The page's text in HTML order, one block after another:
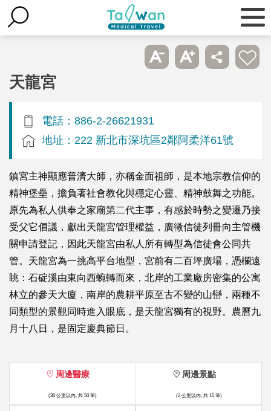
天龍宮
電話：886-2-26621931
地址：222 新北市深坑區2鄰阿柔洋61號
鎮宮主神顯應普濟大師，亦稱金面祖師，是本地宗教信仰的
精神堡壘，擔負著社會教化與穩定心靈、精神鼓舞之功能。
原先為私人供奉之家廟第二代主事，有感於時勢之變遷乃接
受父它倡議，獻出天龍宮管理權益，廣徵信徒列冊向主管機
關申請登記，因此天龍宮由私人所有轉型為信徒會公同共
管。天龍宮為一挑高平台地型，宮前有二百坪廣場，憑欄遠
眺：石碇溪由東向西蜿轉而來，北岸的工業廠房密集的公寓
林立的參天大廈，南岸的農耕平原至古不變的山巒，兩種不
同類型的景觀同時進入眼底，是天龍宮獨有的視野。農曆九
月十八日，是固定慶典節日。
周邊醫療
(30 公里以內, 共 50 筆)
周邊景點
(2 公里以內, 共 15 筆)